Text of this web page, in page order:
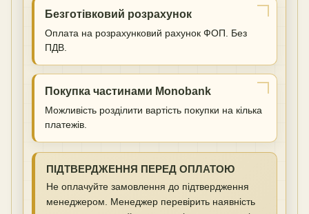
Безготівковий розрахунок
Оплата на розрахунковий рахунок ФОП. Без
ПДВ.
Покупка частинами Monobank
Можливість розділити вартість покупки на кілька
платежів.
ПІДТВЕРДЖЕННЯ ПЕРЕД ОПЛАТОЮ
Не оплачуйте замовлення до підтвердження
менеджером. Менеджер перевірить наявність